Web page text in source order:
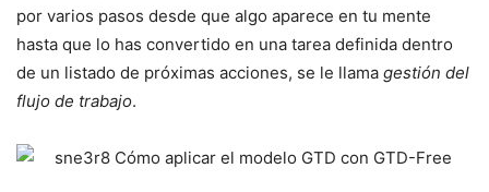
por varios pasos desde que algo aparece en tu mente
hasta que lo has convertido en una tarea definida dentro
de un listado de próximas acciones, se le llama gestión del
flujo de trabajo.